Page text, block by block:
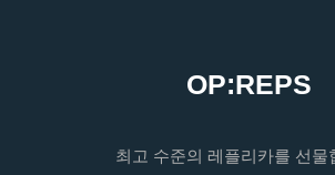
OP:REPS
최고 수준의 레플리카를 선물